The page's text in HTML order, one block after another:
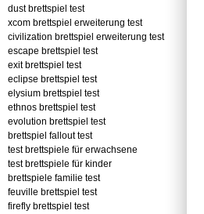
dust brettspiel test
xcom brettspiel erweiterung test
civilization brettspiel erweiterung test
escape brettspiel test
exit brettspiel test
eclipse brettspiel test
elysium brettspiel test
ethnos brettspiel test
evolution brettspiel test
brettspiel fallout test
test brettspiele für erwachsene
test brettspiele für kinder
brettspiele familie test
feuville brettspiel test
firefly brettspiel test